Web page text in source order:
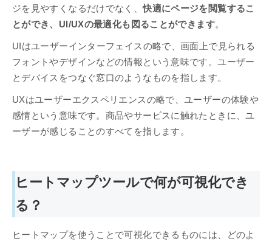
ジを見やすくなるだけでなく、快適にページを閲覧するこ
とができ、UI/UXの最適化も図ることができます。
UIはユーザーインターフェイスの略で、画面上で見られる
フォントやデザインなどの情報という意味です。ユーザー
とデバイスをつなぐ窓口のようなものを指します。
UXはユーザーエクスペリエンスの略で、ユーザーの体験や
感情という意味です。商品やサービスに触れたときに、ユ
ーザーが感じることのすべてを指します。
ヒートマップツールで何が可視化でき
る？
ヒートマップを使うことで可視化できるものには、どのよ